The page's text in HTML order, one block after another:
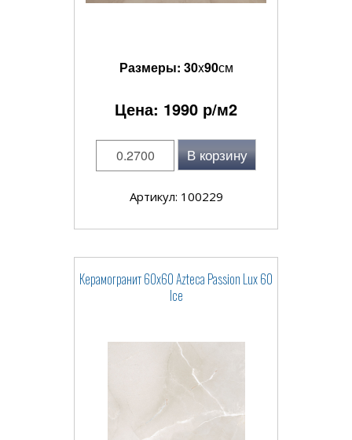
Размеры: 30x90см
Цена: 1990 р/м2
В корзину
Артикул: 100229
Керамогранит 60x60 Azteca Passion Lux 60
Ice